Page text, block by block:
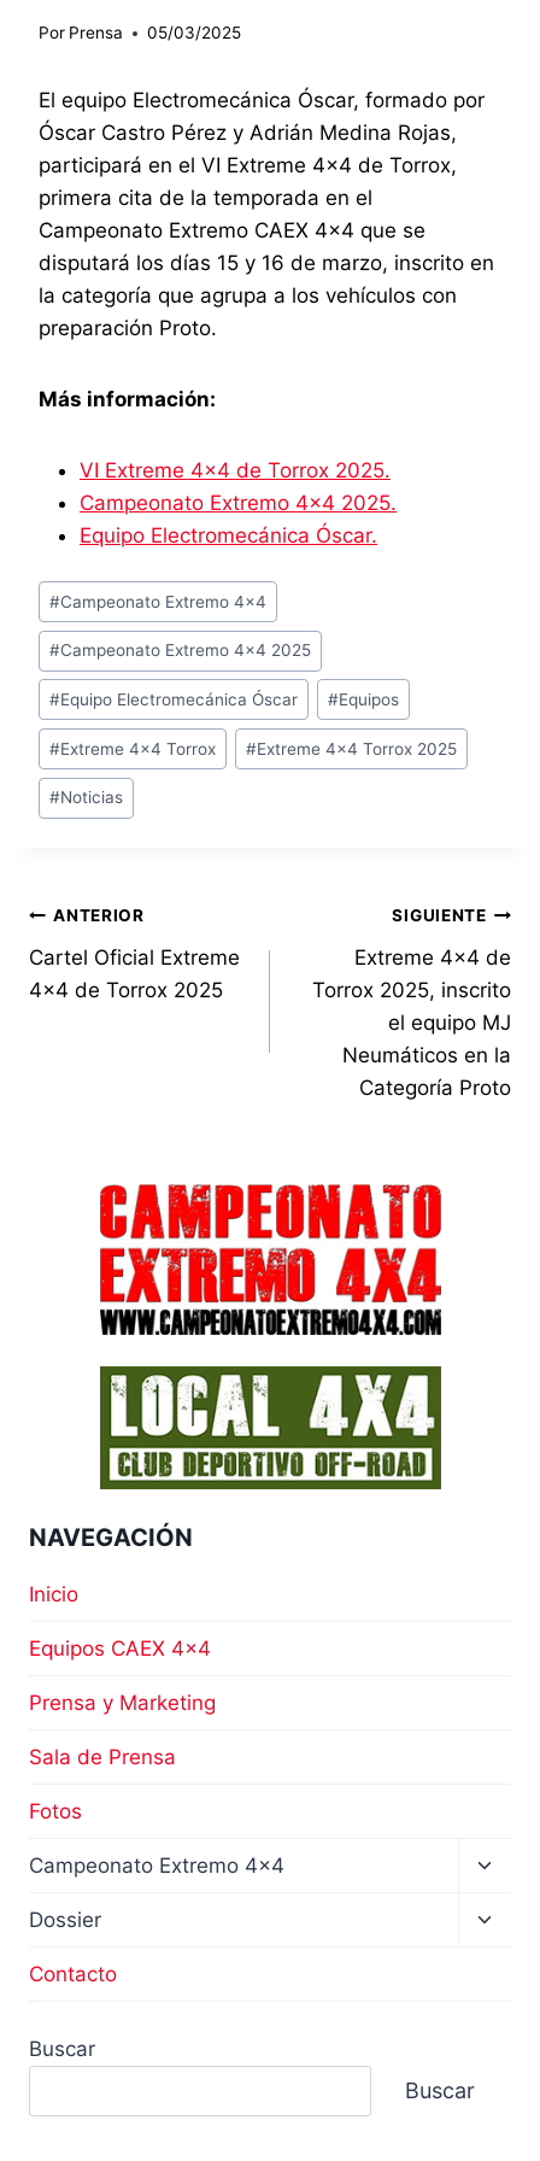
Por Prensa 05/03/2025
El equipo Electromecánica Óscar, formado por
Óscar Castro Pérez y Adrián Medina Rojas,
participará en el VI Extreme 4×4 de Torrox,
primera cita de la temporada en el
Campeonato Extremo CAEX 4×4 que se
disputará los días 15 y 16 de marzo, inscrito en
la categoría que agrupa a los vehículos con
preparación Proto.
Más información:
VI Extreme 4×4 de Torrox 2025.
Campeonato Extremo 4×4 2025.
Equipo Electromecánica Óscar.
Etiquetas
de
la
entrada:
#Campeonato Extremo 4x4
#Campeonato Extremo 4x4 2025
#Equipo Electromecánica Óscar #Equipos
#Extreme 4x4 Torrox #Extreme 4x4 Torrox 2025
#Noticias
Navegación
de
ANTERIOR
Cartel Oficial Extreme
4×4 de Torrox 2025
SIGUIENTE
Extreme 4×4 de
Torrox 2025, inscrito
el equipo MJ
Neumáticos en la
Categoría Proto
NAVEGACIÓN
Inicio
Equipos CAEX 4×4
Prensa y Marketing
Sala de Prensa
Fotos
Campeonato Extremo 4×4
hijo
Dossier
Contacto
Buscar
Buscar